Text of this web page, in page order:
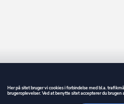
GUIDE
Her på sitet bruger vi cookies i forbindelse med bl.a.
brugeroplevelser. Ved at benytte sitet accepterer du